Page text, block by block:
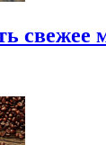
свежее